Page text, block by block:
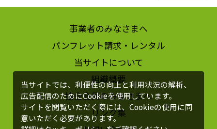
事業者のみなさまへ
パンフレット請求・レンタル
当サイトについて
組織概要
協会会員のみなさまへ
リンク集
当サイトでは、利便性の向上と利用状況の解析、
広告配信のためにCookieを使用しています。
サイトを閲覧いただく際には、Cookieの使用に同
意いただく必要があります。